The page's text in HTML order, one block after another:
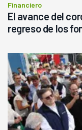
Financiero
El avance del
regreso de los